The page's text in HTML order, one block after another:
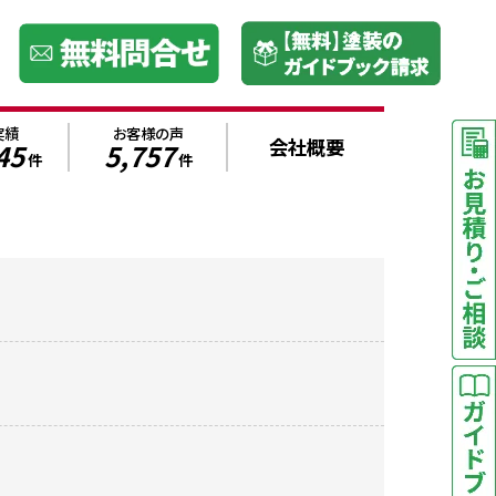
績
件
お客様の声
5,757件 会社概要